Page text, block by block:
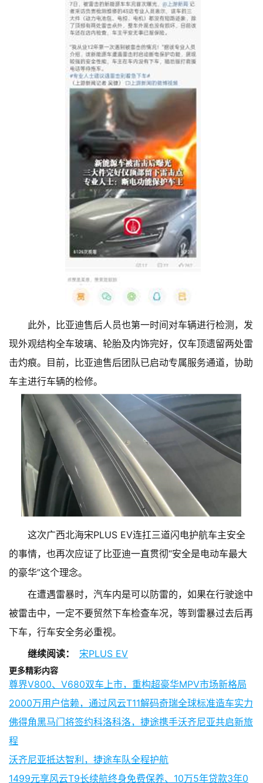
此外，比亚迪售后人员也第一时间对车辆进行检测，发
现外观结构全车玻璃、轮胎及内饰完好，仅车顶遗留两处雷
击灼痕。目前，比亚迪售后团队已启动专属服务通道，协助
车主进行车辆的检修。
这次广西北海宋PLUS EV连扛三道闪电护航车主安全
的事情，也再次应证了比亚迪一直贯彻“安全是电动车最大
的豪华”这个理念。
在遭遇雷暴时，汽车内是可以防雷的，如果在行驶途中
被雷击中，一定不要贸然下车检查车况，等到雷暴过去后再
下车，行车安全务必重视。
继续阅读：
宋PLUS EV
更多精彩内容
尊界V800、V680双车上市，重构超豪华MPV市场新格局
2000万用户信赖，通过风云T11解码奇瑞全球标准造车实力
佛得角黑马门将签约科洛科洛，捷途携手沃齐尼亚共启新旅
程
沃齐尼亚抵达智利，捷途车队全程护航
1499元享风云T9长续航终身免费保养、10万5年贷款3年0